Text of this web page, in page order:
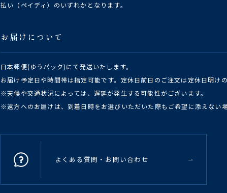
払い（ペイディ）のいずれかとなります。
お届けについて
日本郵便(ゆうパック)にて発送いたします。
お届け予定日や時間帯は指定可能です。定休日前日のご注文は定休日明け
※天候や交通状況によっては、遅延が発生する可能性がございます。
※遠方へのお届けは、到着日時をお選びいただいた際もご希望に添えない場
よくある質問・お問い合わせ